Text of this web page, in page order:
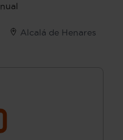
Alcalá de Henares